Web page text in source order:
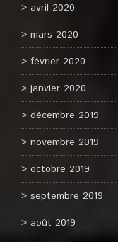
avril 2020
mars 2020
février 2020
janvier 2020
décembre 2019
novembre 2019
octobre 2019
septembre 2019
août 2019